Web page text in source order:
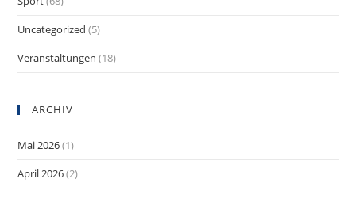
Uncategorized (5)
Veranstaltungen (18)
ARCHIV
Mai 2026(1)
April 2026(2)